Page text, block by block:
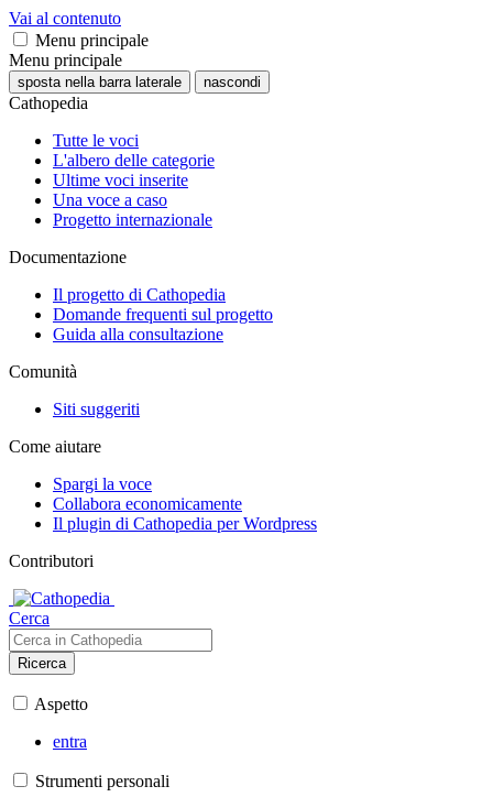
Vai al contenuto
Menu principale
Menu principale
sposta nella barra laterale nascondi
Cathopedia
Tutte le voci
L'albero delle categorie
Ultime voci inserite
Una voce a caso
Progetto internazionale
Documentazione
Il progetto di Cathopedia
Domande frequenti sul progetto
Guida alla consultazione
Comunità
Siti suggeriti
Come aiutare
Spargi la voce
Collabora economicamente
Il plugin di Cathopedia per Wordpress
Contributori
Cerca
Ricerca
Aspetto
entra
Strumenti personali